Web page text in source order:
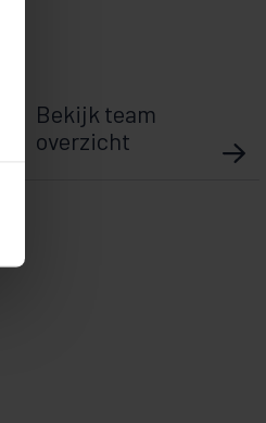
Bekijk team
overzicht